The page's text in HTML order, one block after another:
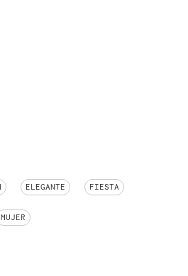
ELEGANTE FIESTA
MUJER